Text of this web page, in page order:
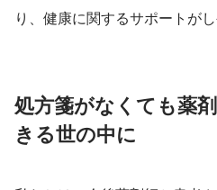
り、健康に関するサポートが
処方箋がなくても薬
きる世の中に